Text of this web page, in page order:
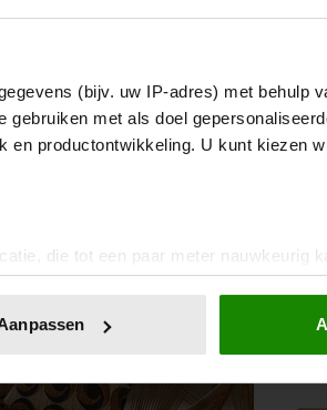
(bijv. uw IP-adres) met behulp
met als doel
en productontwikkeling. U kunt kiezen
die tot een paar meter nauwkeurig
op specifieke eigenschappen
om functies voor social